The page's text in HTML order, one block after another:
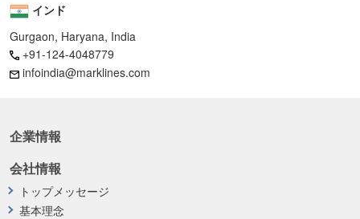
インド
Gurgaon, Haryana, India
+91-124-4048779
infoindia@marklines.com
企業情報
会社情報
トップメッセージ
基本理念